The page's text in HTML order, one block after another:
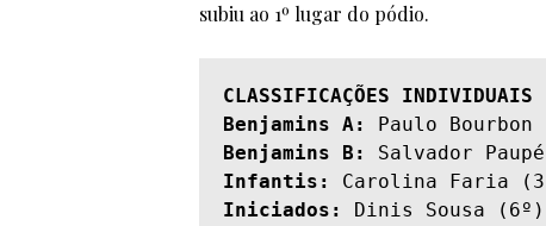
subiu ao 1º lugar do pódio.
CLASSIFICAÇÕES INDIVIDUAIS
Benjamins A:
Benjamins B:
Infantis:
Iniciados: